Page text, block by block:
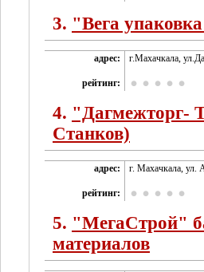
3. "Вега
адрес: г.Махачкала,
рейтинг:
4. "Дагмежторг-
Станков)
адрес: г. Махачкала, ул.
рейтинг:
5. "МегаСтрой"
материалов